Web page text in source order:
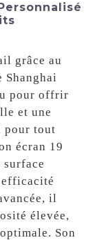
grâce au
Shanghai
pour offrir
et une
pour tout
écran 19
il
élevée,
Son